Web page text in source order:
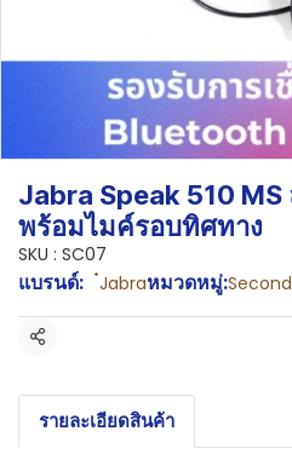
Jabra Speak 510
พร้อมไมค์รอบทิศทาง
SKU : SC07
แบรนด์:
๋Jabraหมวดหมู่:
แชร์
รายละเอียดสินค้า